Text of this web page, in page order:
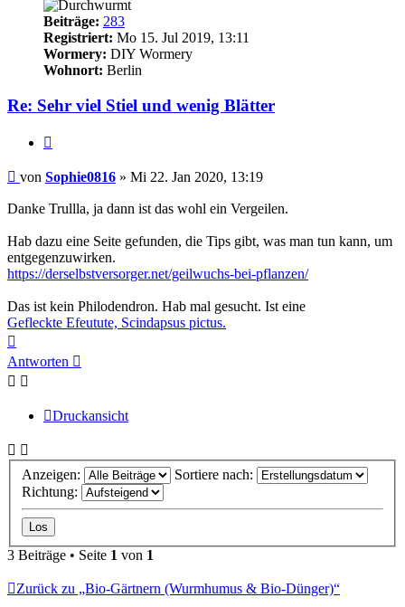
Beiträge: 283
Registriert: Mo 15. Jul 2019, 13:11
Wormery: DIY Wormery
Wohnort: Berlin
Re: Sehr viel Stiel und wenig Blätter
Beitrag
von Sophie0816 » Mi 22. Jan 2020, 13:19
Danke Trullla, ja dann ist das wohl ein Vergeilen.
Hab dazu eine Seite gefunden, die Tips gibt, was man tun kann, um
entgegenzuwirken.
https://derselbstversorger.net/geilwuchs-bei-pflanzen/
Das ist kein Philodendron. Hab mal gesucht. Ist eine
Gefleckte Efeutute, Scindapsus pictus.
oben
Antworten
Druckansicht
Anzeigen:
Sortiere nach:
Richtung:
3 Beiträge • Seite 1 von 1
Zurück zu „Bio-Gärtnern (Wurmhumus & Bio-Dünger)“